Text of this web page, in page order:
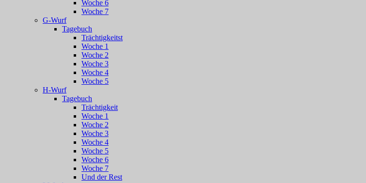
Woche 6
Woche 7
G-Wurf
Tagebuch
Trächtigkeitst
Woche 1
Woche 2
Woche 3
Woche 4
Woche 5
H-Wurf
Tagebuch
Trächtigkeit
Woche 1
Woche 2
Woche 3
Woche 4
Woche 5
Woche 6
Woche 7
Und der Rest